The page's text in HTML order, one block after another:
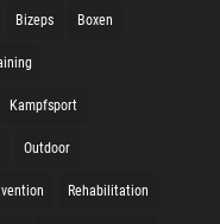
Bizeps Boxen
Kampfsport
Outdoor
Rehabilitation